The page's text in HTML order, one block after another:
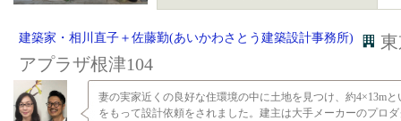
建築家・相川直子＋佐藤勤(あいかわさとう建築設計事務所)
アプラザ根津104
妻の実家近くの良好な住環境の中に土地を見つけ、約4×13m
をもって設計依頼をされました。建主は大手メーカーのプロ